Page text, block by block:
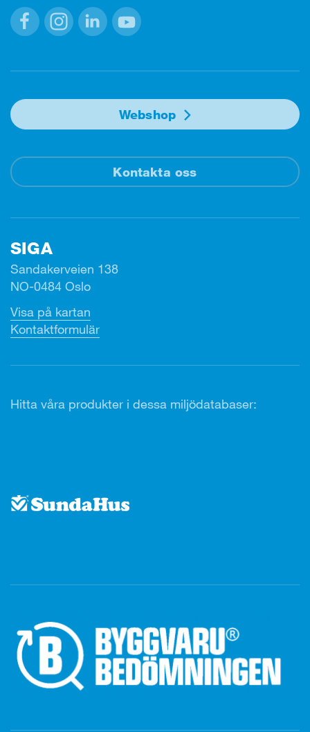
Webshop
Kontakta oss
SIGA
Sandakerveien 138
NO-0484 Oslo
Visa på kartan
Kontaktformulär
Hitta våra produkter i dessa miljödatabaser: